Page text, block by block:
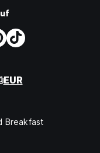
EUR
Breakfast